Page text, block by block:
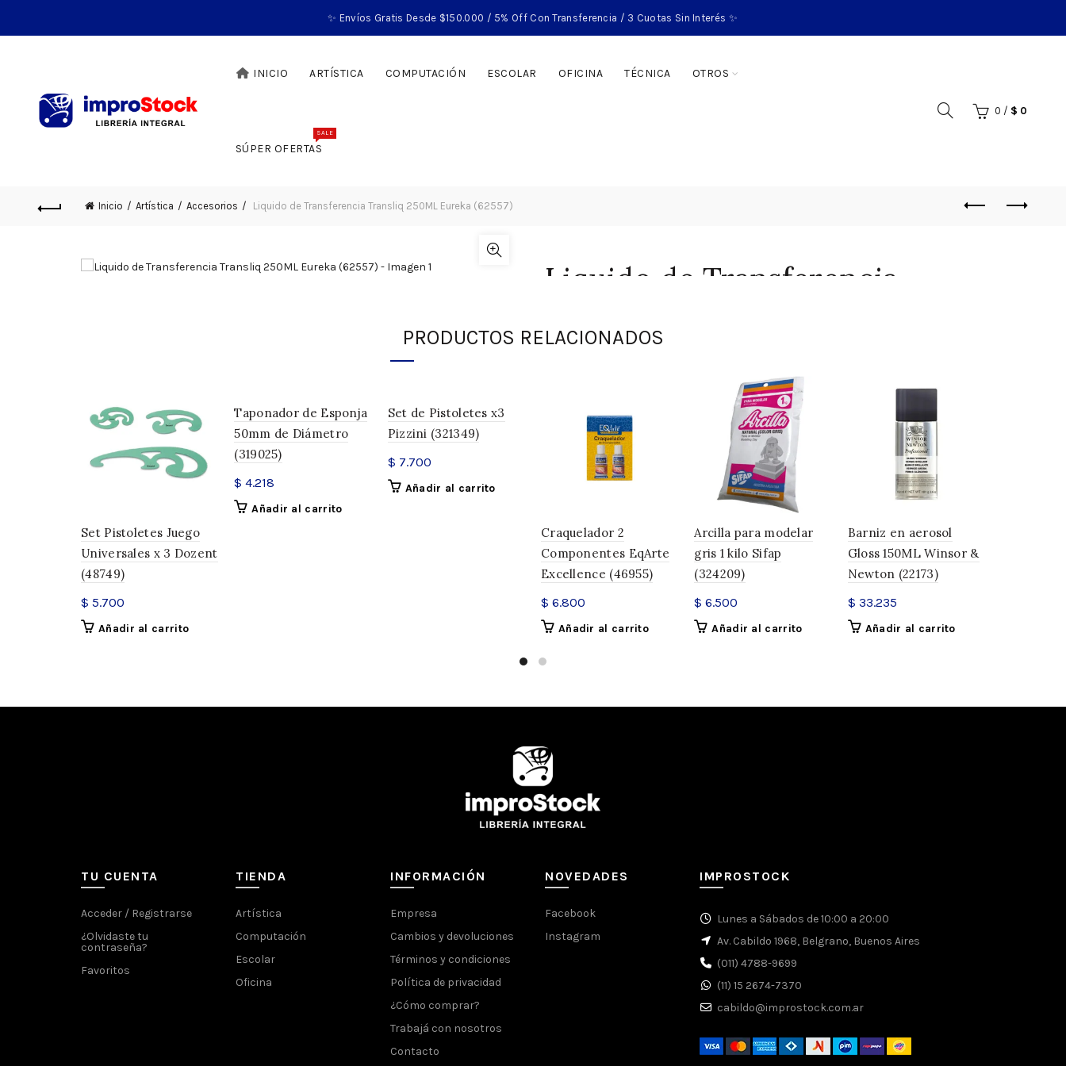
✨ Envíos Gratis Desde $150.000 / 5% Off Con Transferencia / 3 Cuotas Sin Interés ✨
INICIO ARTÍSTICA COMPUTACIÓN ESCOLAR OFICINA TÉCNICA OTROS
SÚPER OFERTAS
SALE
0 / $ 0
Inicio Artística Accesorios Liquido de Transferencia Transliq 250ML Eureka (62557)
Liquido de Transferencia
Transliq 250ML Eureka
7.916
5% Off Con Transferencia - )
Liquido de Transferencia Transliq 250ML Eureka (62557)
¡Agregá$150.000 al carrito y obtené envío gratis!
HAY EXISTENCIAS
Liquido de Transferencia Transliq 250ML Eureka (62557) cantidad
Eureka
PRODUCTOS RELACIONADOS
Set Pistoletes Juego
Universales x 3 Dozent
(48749)
$ 5.700
Añadir al carrito
Taponador de Esponja
50mm de Diámetro
(319025)
$ 4.218
Añadir al carrito
Set de Pistoletes x3
Pizzini (321349)
$ 7.700
Añadir al carrito
Craquelador 2
Componentes EqArte
Excellence (46955)
$ 6.800
Añadir al carrito
Arcilla para modelar
gris 1 kilo Sifap
(324209)
$ 6.500
Añadir al carrito
Barniz en aerosol
Gloss 150ML Winsor &
Newton (22173)
$ 33.235
Añadir al carrito
TU CUENTA
Acceder / Registrarse
¿Olvidaste tu
contraseña?
Favoritos
TIENDA
Artística
Computación
Escolar
Oficina
INFORMACIÓN
Empresa
Cambios y devoluciones
Términos y condiciones
Política de privacidad
¿Cómo comprar?
Trabajá con nosotros
Contacto
NOVEDADES
Facebook
Instagram
IMPROSTOCK
Lunes a Sábados de 10:00 a 20:00
Av. Cabildo 1968, Belgrano, Buenos Aires
(011) 4788-9699
(11) 15 2674-7370
cabildo@improstock.com.ar